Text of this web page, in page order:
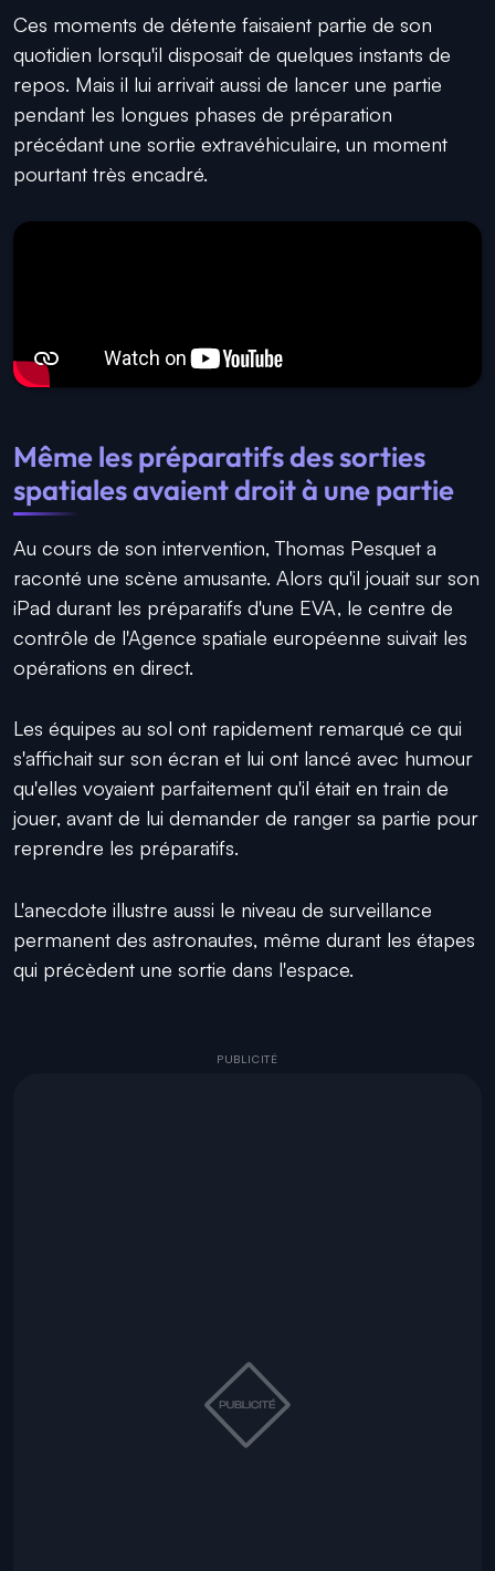
Ces moments de détente faisaient partie de son
quotidien lorsqu'il disposait de quelques instants de
repos. Mais il lui arrivait aussi de lancer une partie
pendant les longues phases de préparation
précédant une sortie extravéhiculaire, un moment
pourtant très encadré.
Même les préparatifs des sorties
spatiales avaient droit à une partie
Au cours de son intervention, Thomas Pesquet a
raconté une scène amusante. Alors qu'il jouait sur son
iPad durant les préparatifs d'une EVA, le centre de
contrôle de l'Agence spatiale européenne suivait les
opérations en direct.
Les équipes au sol ont rapidement remarqué ce qui
s'affichait sur son écran et lui ont lancé avec humour
qu'elles voyaient parfaitement qu'il était en train de
jouer, avant de lui demander de ranger sa partie pour
reprendre les préparatifs.
L'anecdote illustre aussi le niveau de surveillance
permanent des astronautes, même durant les étapes
qui précèdent une sortie dans l'espace.